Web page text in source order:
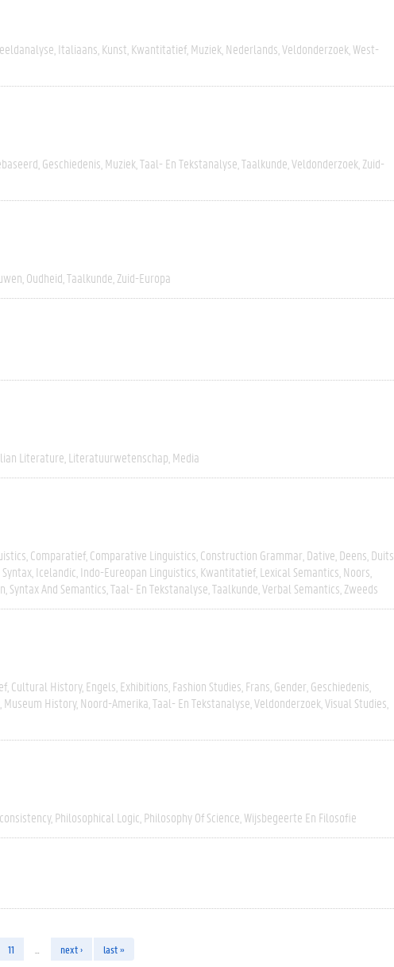
Italiaans Kunst Kwantitatief Muziek Nederlands Veldonderzoek West-
Geschiedenis Muziek Taal- En Tekstanalyse Taalkunde Veldonderzoek Zuid-
Oudheid Taalkunde Zuid-Europa
Literature Literatuurwetenschap Media
Comparatief Comparative Linguistics Construction Grammar Dative Deens Duits
Icelandic Indo-Eureopan Linguistics Kwantitatief Lexical Semantics Noors
Syntax And Semantics Taal- En Tekstanalyse Taalkunde Verbal Semantics Zweeds
Cultural History Engels Exhibitions Fashion Studies Frans Gender Geschiedenis
Museum History Noord-Amerika Taal- En Tekstanalyse Veldonderzoek Visual Studies
Philosophical Logic Philosophy Of Science Wijsbegeerte En Filosofie
11 next › last »